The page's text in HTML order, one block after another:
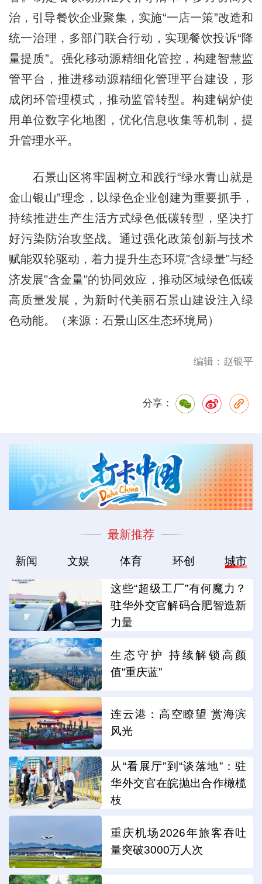
治，引导餐饮企业聚集，实施“一店一策”改造和
统一治理，多部门联合行动，实现餐饮投诉“降
量提质”。强化移动源精细化管控，构建智慧监
管平台，推进移动源精细化管理平台建设，形
成闭环管理模式，推动监管转型。构建锅炉使
用单位数字化地图，优化信息收集等机制，提
升管理水平。
石景山区将牢固树立和践行“绿水青山就是
金山银山”理念，以绿色企业创建为重要抓手，
持续推进生产生活方式绿色低碳转型，坚决打
好污染防治攻坚战。通过强化政策创新与技术
赋能双轮驱动，着力提升生态环境"含绿量"与经
济发展"含金量"的协同效应，推动区域绿色低碳
高质量发展，为新时代美丽石景山建设注入绿
色动能。（来源：石景山区生态环境局）
编辑：赵银平
分享：
最新推荐
新闻 文娱 体育 环创 城市
这些“超级工厂”有何魔力？
驻华外交官解码合肥智造新
力量
生态守护 持续解锁高颜
值“重庆蓝”
连云港：高空瞭望 赏海滨
风光
从“看展厅”到“谈落地”：驻
华外交官在皖抛出合作橄榄
枝
重庆机场2026年旅客吞吐
量突破3000万人次